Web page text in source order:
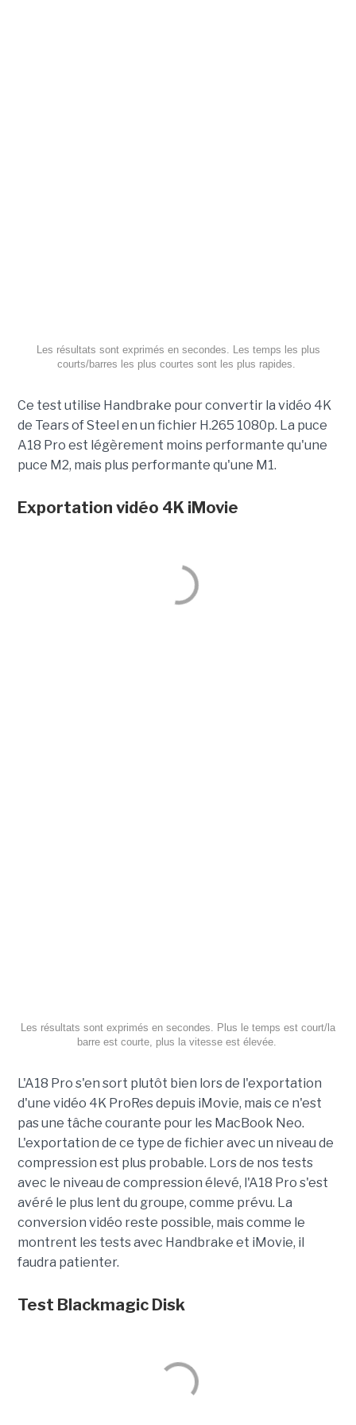
Les résultats sont exprimés en secondes. Les temps les plus
courts/barres les plus courtes sont les plus rapides.
Ce test utilise Handbrake pour convertir la vidéo 4K
de Tears of Steel en un fichier H.265 1080p. La puce
A18 Pro est légèrement moins performante qu'une
puce M2, mais plus performante qu'une M1.
Exportation vidéo 4K iMovie
Les résultats sont exprimés en secondes. Plus le temps est court/la
barre est courte, plus la vitesse est élevée.
L'A18 Pro s'en sort plutôt bien lors de l'exportation
d'une vidéo 4K ProRes depuis iMovie, mais ce n'est
pas une tâche courante pour les MacBook Neo.
L'exportation de ce type de fichier avec un niveau de
compression est plus probable. Lors de nos tests
avec le niveau de compression élevé, l'A18 Pro s'est
avéré le plus lent du groupe, comme prévu. La
conversion vidéo reste possible, mais comme le
montrent les tests avec Handbrake et iMovie, il
faudra patienter.
Test BlackmagicDisk